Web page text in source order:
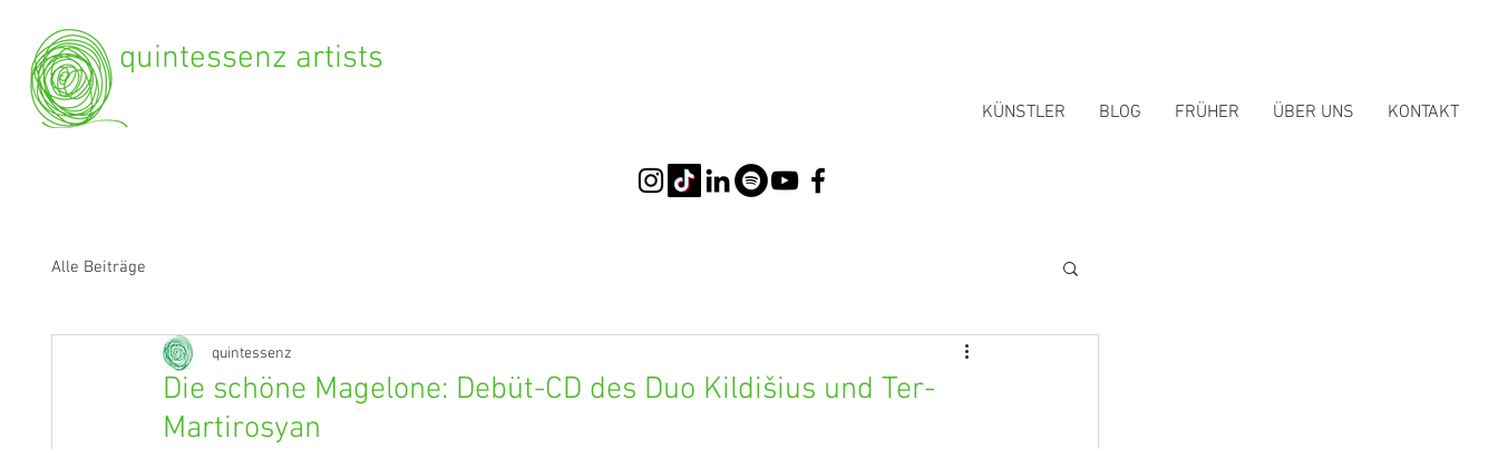
quintessenz artists
KÜNSTLER BLOG FRÜHER ÜBER UNS KONTAKT
Alle Beiträge
Die schöne Magelone: Debüt-CD des Duo Kildišius und Ter-
Martirosyan
quintessenz